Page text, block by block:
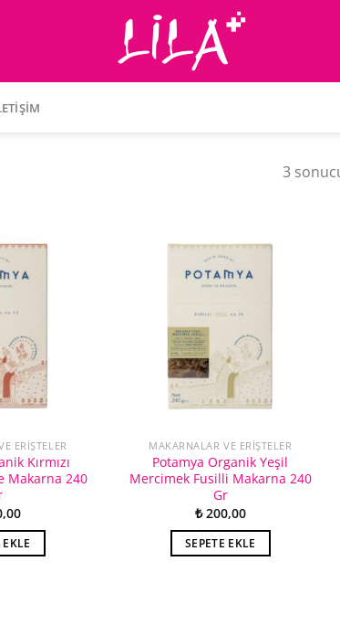
3
ERIŞTELER
Kırmızı
Makarna 240
EKLE
MAKARNALAR VE ERIŞTELER
Potamya Organik Yeşil
Mercimek Fusilli Makarna 240
Gr
₺200,00
SEPETE EKLE